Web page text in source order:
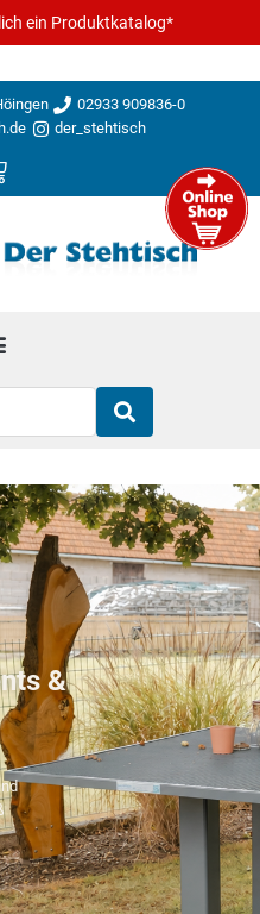
ein Produktkatalog*
02933 909836-0
der_stehtisch
&